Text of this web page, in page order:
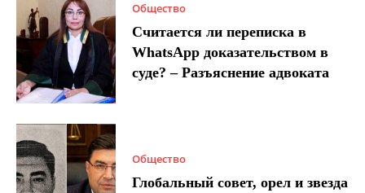
Общество
Считается ли переписка в
WhatsApp доказательством в
суде? – Разъяснение адвоката
Общество
Глобальный совет, орел и звезда